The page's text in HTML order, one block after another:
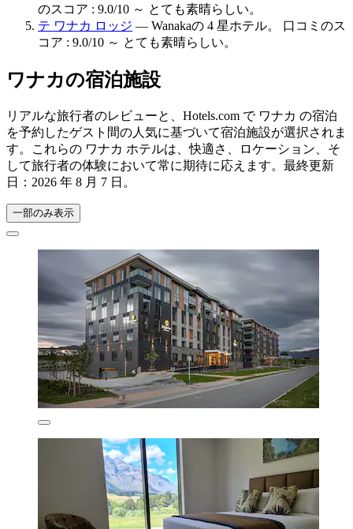
のスコア : 9.0/10 ～ とても素晴らしい。
テ ワナカ ロッジ — Wanakaの 4 星ホテル。 口コミのス
コア : 9.0/10 ～ とても素晴らしい。
ワナカの宿泊施設
リアルな旅行者のレビューと、Hotels.com で ワナカ の宿泊
を予約したゲスト間の人気に基づいて宿泊施設が選択されま
す。これらの ワナカ ホテルは、快適さ、ロケーション、そ
して旅行者の体験において常に期待に応えます。最終更新
日： 2026 年 8 月 7 日 。
一部のみ表示